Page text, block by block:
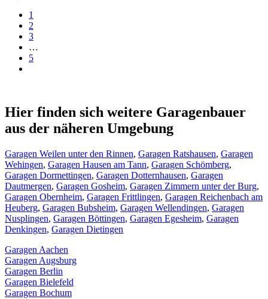
1
2
3
…
5
Hier finden sich weitere Garagenbauer
aus der näheren Umgebung
Garagen Weilen unter den Rinnen, Garagen Ratshausen, Garagen
Wehingen, Garagen Hausen am Tann, Garagen Schömberg,
Garagen Dormettingen, Garagen Dotternhausen, Garagen
Dautmergen, Garagen Gosheim, Garagen Zimmern unter der Burg,
Garagen Obernheim, Garagen Frittlingen, Garagen Reichenbach am
Heuberg, Garagen Bubsheim, Garagen Wellendingen, Garagen
Nusplingen, Garagen Böttingen, Garagen Egesheim, Garagen
Denkingen, Garagen Dietingen
Garagen Aachen
Garagen Augsburg
Garagen Berlin
Garagen Bielefeld
Garagen Bochum